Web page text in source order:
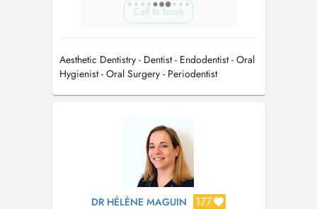
Call to book
Aesthetic Dentistry - Dentist - Endodentist - Oral
Hygienist - Oral Surgery - Periodentist
DR HÉLÈNE MAGUIN 177